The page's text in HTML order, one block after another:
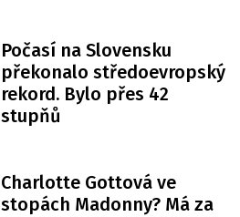
Počasí na Slovensku
překonalo středoevropský
rekord. Bylo přes 42
stupňů
Charlotte Gottová ve
stopách Madonny? Má za